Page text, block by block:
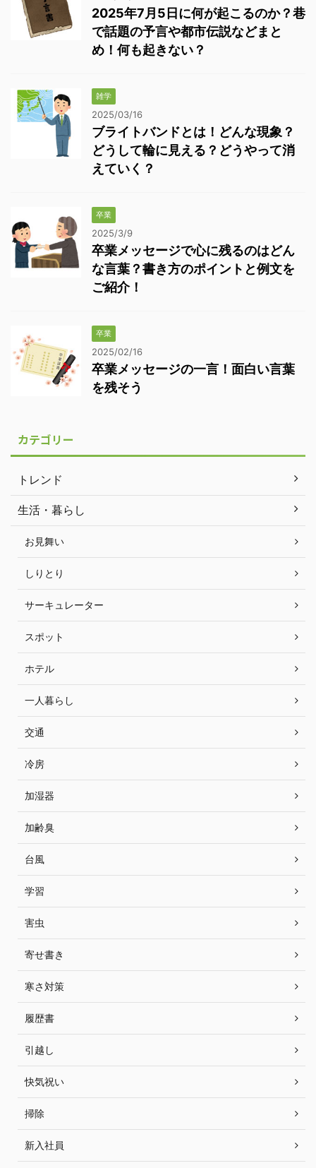
2025年7月5日に何が起こるのか？巷
で話題の予言や都市伝説などまと
め！何も起きない？
雑学
2025/03/16
ブライトバンドとは！どんな現象？
どうして輪に見える？どうやって消
えていく？
卒業
2025/3/9
卒業メッセージで心に残るのはどん
な言葉？書き方のポイントと例文を
ご紹介！
卒業
2025/02/16
卒業メッセージの一言！面白い言葉
を残そう
カテゴリー
トレンド
生活・暮らし
お見舞い
しりとり
サーキュレーター
スポット
ホテル
一人暮らし
交通
冷房
加湿器
加齢臭
台風
学習
害虫
寄せ書き
寒さ対策
履歴書
引越し
快気祝い
掃除
新入社員